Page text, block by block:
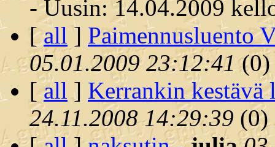
- Uusin: 14.04.2009
[all ] Paimennusluento
05.01.2009 23:12:41 (
[all ] Kerrankin kestävä
24.11.2008 14:29:39 (0)